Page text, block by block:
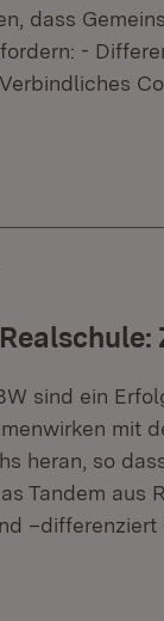
dass
-
sind ein
mit
heran, so
Tandem aus
–differenziert